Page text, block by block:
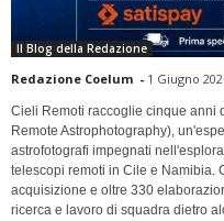
Il Blog della Redazione
Redazione Coelum - 1 Giugno
Cieli Remoti raccoglie cinque anni
Remote Astrophotography),
astrofotografi impegnati
telescopi remoti in Cile e Namibia.
acquisizione e oltre 330
ricerca e lavoro di squadra dietro